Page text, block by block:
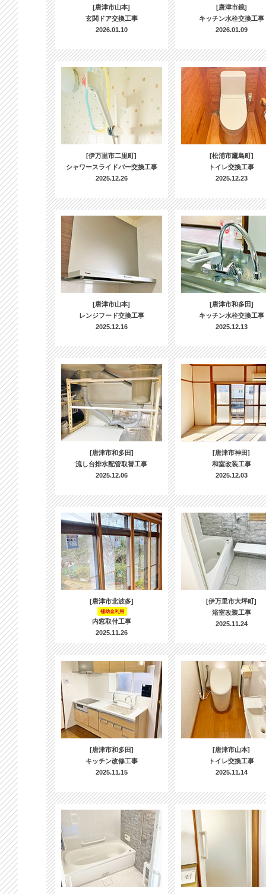
[唐津市山本]
玄関ドア交換工事
2026.01.10
[唐津市鏡]
キッチン水栓交換工事
2026.01.09
[伊万里市二里町]
シャワースライドバー交換工事
2025.12.26
[松浦市鷹島町]
トイレ交換工事
2025.12.23
[唐津市山本]
レンジフード交換工事
2025.12.16
[唐津市和多田]
キッチン水栓交換工事
2025.12.13
[唐津市和多田]
流し台排水配管取替工事
2025.12.06
[唐津市神田]
和室改装工事
2025.12.03
[唐津市北波多]
補助金利用
内窓取付工事
2025.11.26
[伊万里市大坪町]
浴室改装工事
2025.11.24
[唐津市和多田]
キッチン改修工事
2025.11.15
[唐津市山本]
トイレ交換工事
2025.11.14